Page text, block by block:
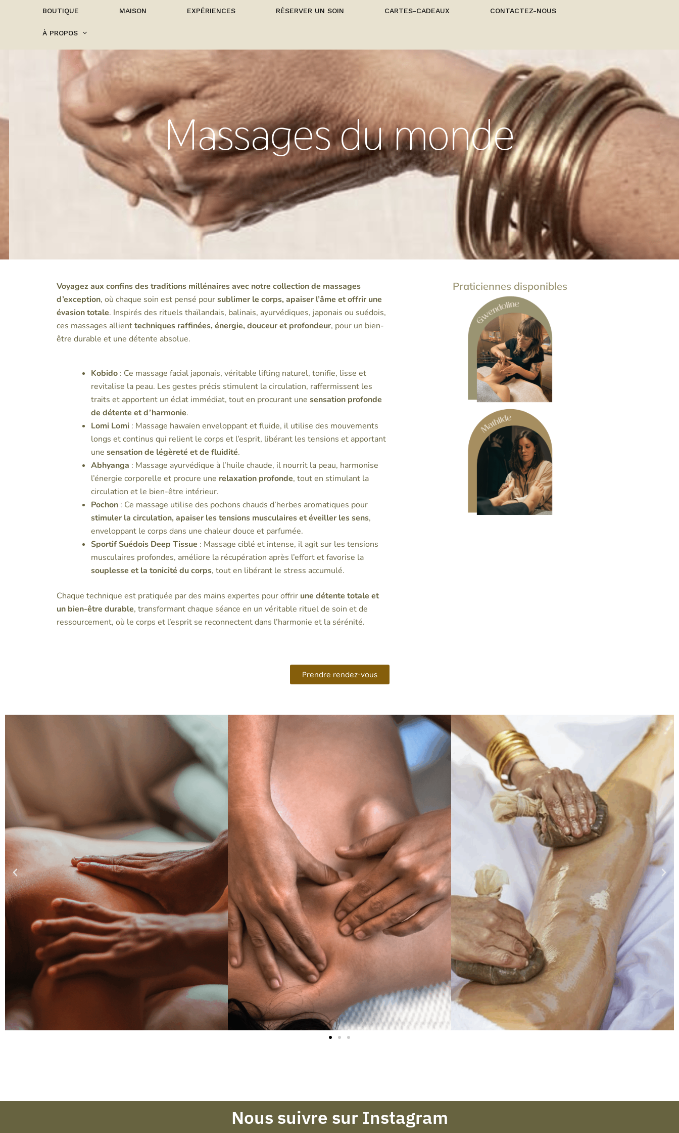
BOUTIQUE MAISON EXPÉRIENCES RÉSERVER UN SOIN CARTES-CADEAUX CONTACTEZ-NOUS
À PROPOS
Massages du monde
Voyagez aux confins des traditions millénaires avec notre collection de massages
d’exception, où chaque soin est pensé poursublimer le corps, apaiser l’âme et offrir une
évasion totale. Inspirés des rituels thaïlandais, balinais, ayurvédiques, japonais ou suédois,
ces massages allienttechniques raffinées, énergie, douceur et profondeur, pour un bien-
être durable et une détente absolue.
Kobido : Ce massage facial japonais, véritable lifting naturel, tonifie, lisse et
revitalise la peau. Les gestes précis stimulent la circulation, raffermissent les
traits et apportent un éclat immédiat, tout en procurant une sensation profonde
de détente et d’harmonie.
Lomi Lomi : Massage hawaïen enveloppant et fluide, il utilise des mouvements
longs et continus qui relient le corps et l’esprit, libérant les tensions et apportant
une sensation de légèreté et de fluidité.
Abhyanga : Massage ayurvédique à l’huile chaude, il nourrit la peau, harmonise
l’énergie corporelle et procure une relaxation profonde, tout en stimulant la
circulation et le bien-être intérieur.
Pochon : Ce massage utilise des pochons chauds d’herbes aromatiques pour
stimuler la circulation, apaiser les tensions musculaires et éveiller les sens,
enveloppant le corps dans une chaleur douce et parfumée.
Sportif Suédois Deep Tissue : Massage ciblé et intense, il agit sur les tensions
musculaires profondes, améliore la récupération après l’effort et favorise la
souplesse et la tonicité du corps, tout en libérant le stress accumulé.
Chaque technique est pratiquée par des mains expertes pour offrir une détente totale et
un bien-être durable, transformant chaque séance en un véritable rituel de soin et de
ressourcement, où le corps et l’esprit se reconnectent dans l’harmonie et la sérénité.
Praticiennes disponibles
Prendre rendez-vous
Nous suivre sur Instagram